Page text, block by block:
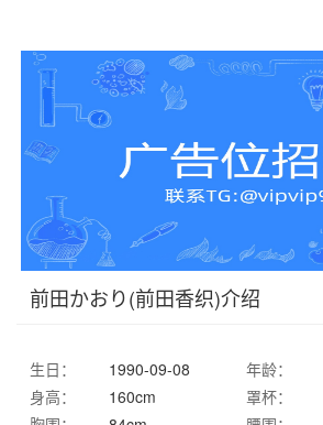
前田かおり(前田香织)介绍
生日： 1990-09-08 年龄：
身高：
160cm 罩杯：